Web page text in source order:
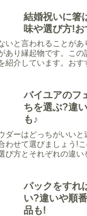
結婚祝いに箸
味や選び方!
いと言われることが
あり縁起物です。こ
紹介しています。お
バイユアのフ
ちを選ぶ?違
も♪
ダーはどっちがいい
わせて選びましょう!
び方とそれぞれの違い
パックをすれ
い?違いや順
品も!